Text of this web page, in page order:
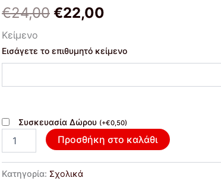
€24,00 €22,00
Κείμενο
Εισάγετε το επιθυμητό κείμενο
Συσκευασία Δώρου (+€0,50)
το
σχολείο
με
το
επιλογής
σας.
ποσότητα
Προσθήκη στο καλάθι
Κατηγορία: Σχολικά